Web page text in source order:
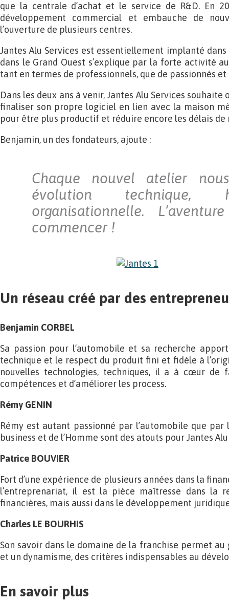
que la centrale d’achat et le service de R&D. En
développement commercial et embauche de
l’ouverture de plusieurs centres.
Jantes Alu Services est essentiellement implanté dans
dans le Grand Ouest s’explique par la forte activité
tant en termes de professionnels, que de passionnés
Dans les deux ans à venir, Jantes Alu Services
finaliser son propre logiciel en lien avec la maison
pour être plus productif et réduire encore les délais de
Benjamin, un des fondateurs, ajoute :
Chaque nouvel atelier
évolution technique,
organisationnelle.
commencer !
Un réseau créé par des
Benjamin CORBEL
Sa passion pour l’automobile et sa recherche
technique et le respect du produit fini et fidèle à
nouvelles technologies, techniques, il a à cœur de
compétences et d’améliorer les process.
Rémy GENIN
Rémy est autant passionné par l’automobile que par
business et de l’Homme sont des atouts pour Jantes
Patrice BOUVIER
Fort d’une expérience de plusieurs années dans la
l’entreprenariat, il est la pièce maîtresse dans la
financières, mais aussi dans le développement
Charles LE BOURHIS
Son savoir dans le domaine de la franchise permet au
et un dynamisme, des critères indispensables au
En savoir plus